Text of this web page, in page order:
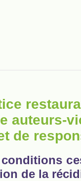
auteurs-
de
de la